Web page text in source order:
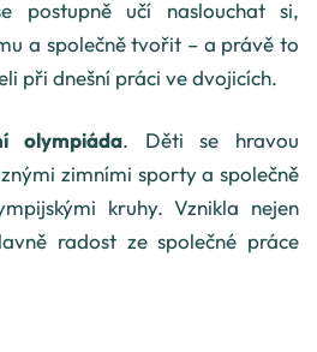
postupně učí naslouchat si,
a společně tvořit – a právě to
při dnešní práci ve dvojicích.
olympiáda. Děti se hravou
zimními sporty a společně
kruhy. Vznikla nejen
radost ze společné práce